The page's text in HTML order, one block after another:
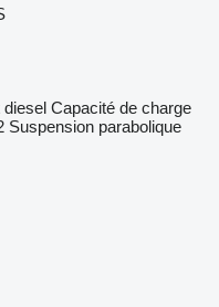
diesel Capacité de charge
Suspension parabolique